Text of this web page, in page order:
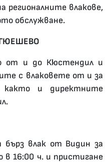
регионалните влакове,
обслужване.
от и до Кюстендил и
с влаковете от и за
както и директните
бърз влак от Видин за
в 16:00 ч. и пристигане